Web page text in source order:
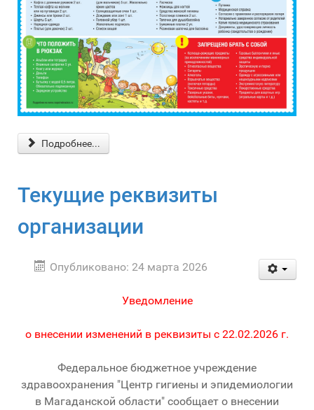
Подробнее...
Текущие реквизиты
организации
Опубликовано: 24 марта 2026
Уведомление
о внесении изменений в реквизиты с 22.02.2026 г.
Федеральное бюджетное учреждение
здравоохранения "Центр гигиены и эпидемиологии
в Магаданской области" сообщает о внесении